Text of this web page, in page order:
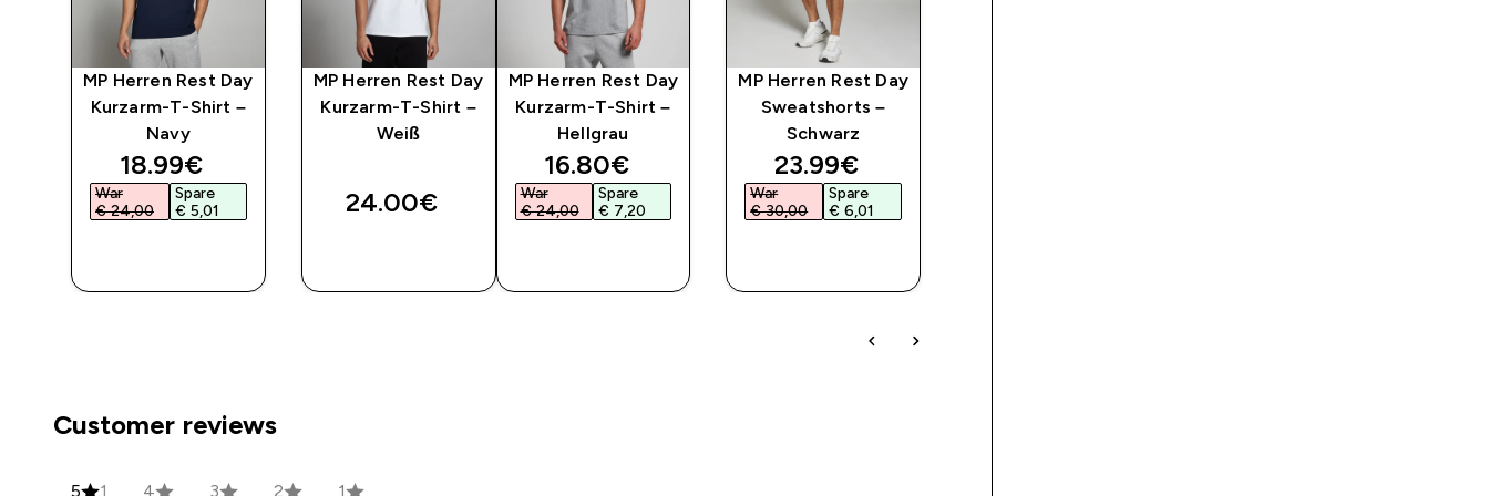
MP Herren Rest Day
Kurzarm-T-Shirt –
Navy
discounted price
18.99€‎
War
€ 24,00‎
Spare
€ 5,01‎
MP Herren Rest Day
Kurzarm-T-Shirt –
Weiß
24.00€‎
MP Herren Rest Day
Kurzarm-T-Shirt –
Hellgrau
discounted price
16.80€‎
War
€ 24,00‎
Spare
€ 7,20‎
MP Herren Rest Day
Sweatshorts –
Schwarz
discounted price
23.99€‎
War
€ 30,00‎
Spare
€ 6,01‎
Customer reviews
5 1 4 3 2 1